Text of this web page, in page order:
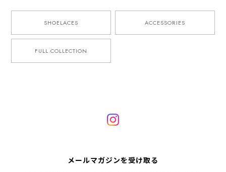
SHOELACES ACCESSORIES
FULL COLLECTION
メールマガジンを受け取る